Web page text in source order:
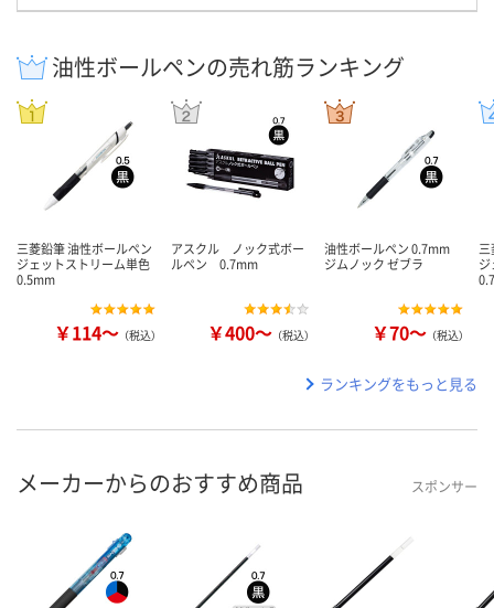
油性ボールペンの売れ筋ランキング
三菱鉛筆 油性ボールペン
ジェットストリーム単色
0.5mm
￥114～ （税込）
アスクル ノック式ボー
ルペン 0.7mm
￥400～ （税込）
油性ボールペン 0.7mm
ジムノック ゼブラ
￥70～ （税込）
ランキングをもっと見る
メーカーからのおすすめ商品 スポンサー